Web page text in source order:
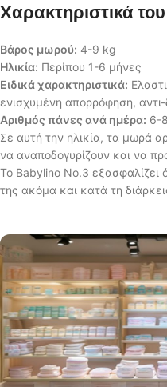
Χαρακτηριστικά
Βάρος μωρού: 4-9 kg
Ηλικία: Περίπου 1-6 μήνες
Ειδικά χαρακτηριστικά:
ενισχυμένη απορρόφηση,
Αριθμός πάνες ανά ημέρα: 6-
Σε αυτή την ηλικία, τα μωρά
να αναποδογυρίζουν και να
Το Babylino No.3 εξασφαλίζει
της ακόμα και κατά τη